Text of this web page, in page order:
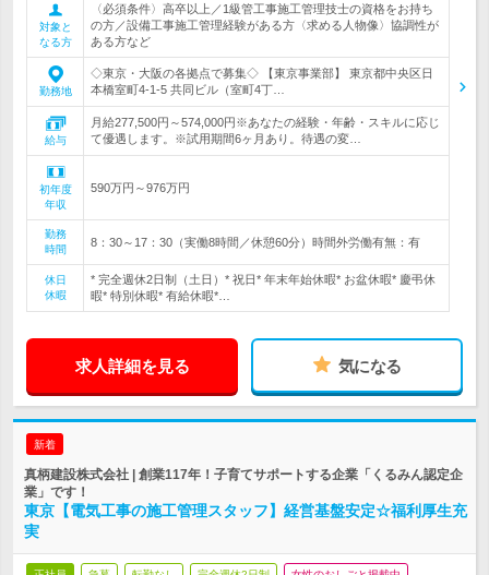
対象と
なる方
〈必須条件〉高卒以上／1級管工事施工管理技士の資格をお持ち
の方／設備工事施工管理経験がある方〈求める人物像〉協調性が
ある方など
勤務地
◇東京・大阪の各拠点で募集◇ 【東京事業部】 東京都中央区日
本橋室町4-1-5 共同ビル（室町4丁…
給与
月給277,500円～574,000円※あなたの経験・年齢・スキルに応じ
て優遇します。※試用期間6ヶ月あり。待遇の変…
初年度
年収
590万円～976万円
勤務
時間
8：30～17：30（実働8時間／休憩60分）時間外労働有無：有
休日
休暇
* 完全週休2日制（土日）* 祝日* 年末年始休暇* お盆休暇* 慶弔休
暇* 特別休暇* 有給休暇*…
求人詳細を見る 気になる
新着
真柄建設株式会社 | 創業117年！子育てサポートする企業「くるみん認定企
業」です！
東京【電気工事の施工管理スタッフ】経営基盤安定☆福利厚生充
実